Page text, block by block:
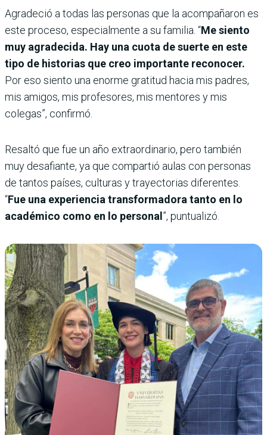
Agradeció a todas las personas que la acompañaron es
este proceso, especialmente a su familia. “Me siento
muy agradecida. Hay una cuota de suerte en este
tipo de historias que creo importante reconocer.
Por eso siento una enorme gratitud hacia mis padres,
mis amigos, mis profesores, mis mentores y mis
colegas”, confirmó.
Resaltó que fue un año extraordinario, pero también
muy desafiante, ya que compartió aulas con personas
de tantos países, culturas y trayectorias diferentes.
“Fue una experiencia transformadora tanto en lo
académico como en lo personal ”, puntualizó.